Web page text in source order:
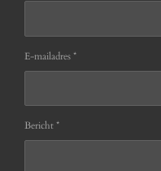
E-mailadres *
Bericht *